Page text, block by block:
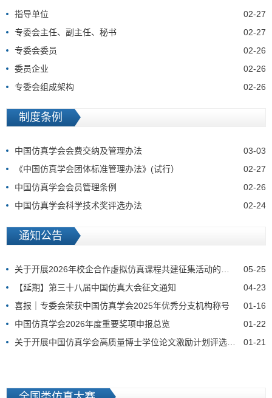
02-27
指导单位
02-27
专委会主任、副主任、秘书
02-26
专委会委员
02-26
委员企业
02-26
专委会组成架构
制度条例
03-03
​中国仿真学会会费交纳及管理办法
02-27
《中国仿真学会团体标准管理办法》(试行）
02-26
中国仿真学会会员管理条例
02-24
中国仿真学会科学技术奖评选办法
通知公告
05-25
关于开展2026年校企合作虚拟仿真课程共建征集活动的通知
04-23
【延期】第三十八届中国仿真大会征文通知
01-16
喜报｜专委会荣获中国仿真学会2025年优秀分支机构称号
01-22
中国仿真学会2026年度重要奖项申报总览
01-21
关于开展中国仿真学会高质量博士学位论文激励计划评选工作的通知